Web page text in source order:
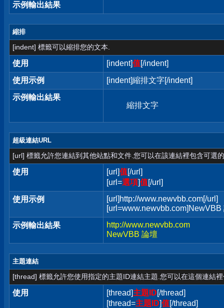
示例輸出結果
縮排
[indent] 標籤可以縮排您的文本.
使用 [indent]值[/indent]
使用示例
[indent]縮排文字[/indent]
示例輸出結果
縮排文字
超級連結URL
[url] 標籤允許您連結到其他站點和文件.您可以在該連結裡包含可選
使用 [url]值[/url]
[url=選項]值[/url]
使用示例
[url]http://www.newvbb.com[/url]
[url=www.newvbb.com]NewVBB
示例輸出結果
http://www.newvbb.com
NewVBB 論壇
主題連結
[thread] 標籤允許您使用指定的主題ID連結主題.您可以在這個連結
使用 [thread]主題ID[/thread]
[thread=主題ID]值[/thread]